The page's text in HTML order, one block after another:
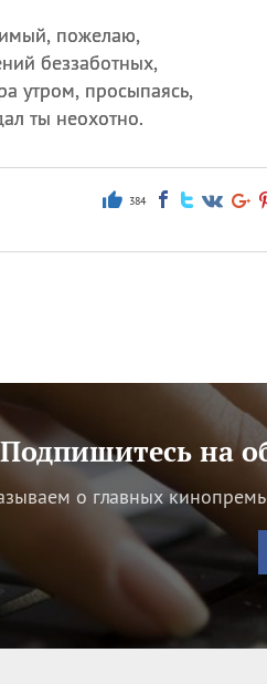
пожелаю,
беззаботных,
утром, просыпаясь,
ты неохотно.
384
Подпишитесь на
о главных